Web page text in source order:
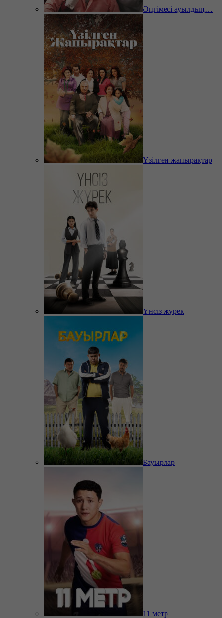
Әңгімесі ауылдың…
Үзілген жапырақтар
Үнсіз жүрек
Бауырлар
11 метр